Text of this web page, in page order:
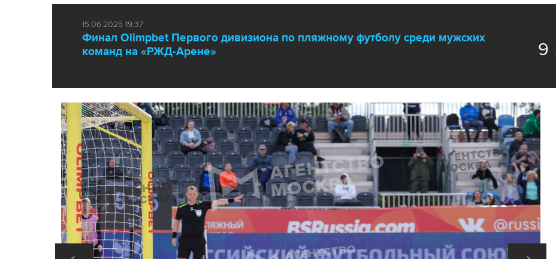
15.06.2025 19:37
Финал Olimpbet Первого дивизиона по пляжному футболу среди мужских
команд на «РЖД-Арене»
9